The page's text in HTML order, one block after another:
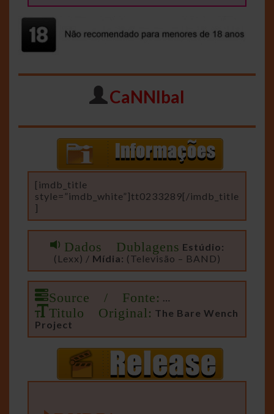
CaNNIbal
[imdb_title
style=”imdb_white”]tt0233289[/imdb_title
]
Dados Dublagens Estúdio:
(Lexx) / Mídia: (Televisão – BAND)
Source / Fonte: …
Titulo Original: The Bare Wench
Project